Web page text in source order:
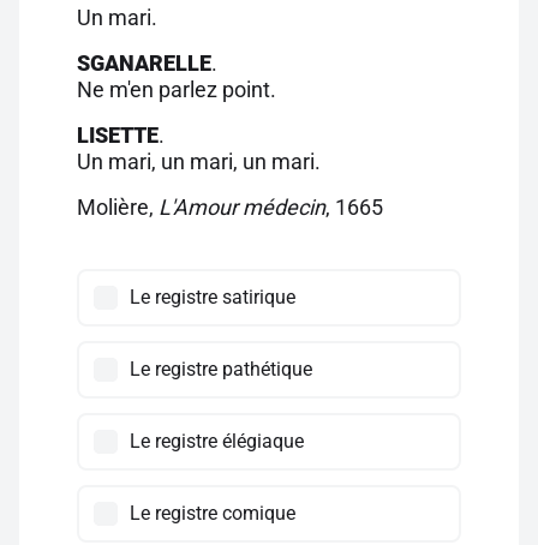
Un mari.
SGANARELLE.
Ne m'en parlez point.
LISETTE.
Un mari, un mari, un mari.
Molière, L'Amour médecin, 1665
Le registre satirique
Le registre pathétique
Le registre élégiaque
Le registre comique